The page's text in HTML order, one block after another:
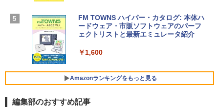
ン 15-fd 15.6インチ 16GBメモリ 512GB
SSD インテル Core 5
FMV ノートパソコン WE1-K3 (MS 365 P
ersonal/Copilotキー搭載/Win 11/15.6型/
Core i5/16GB/SSD 512GB/ホワイト) FM
Windows版 | Minecraft (マインクラフ
ト): Java & Bedrock Edition | オンライ
FM TOWNS ハイパー・カタログ: 本体ハ
ードウェア・市販ソフトウェアのパーフ
ェクトリストと最新エミュレータ紹介
￥1,600
Amazonランキングをもっと見る
編集部のおすすめ記事